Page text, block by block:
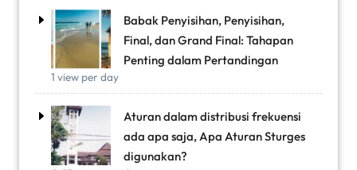
Babak Penyisihan, Penyisihan,
Final, dan Grand Final: Tahapan
Penting dalam Pertandingan
1 view per day
Aturan dalam distribusi frekuensi
ada apa saja, Apa Aturan Sturges
digunakan?